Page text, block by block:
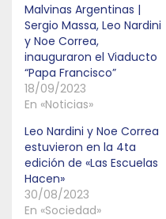
Malvinas Argentinas |
Sergio Massa, Leo Nardini
y Noe Correa,
inauguraron el Viaducto
“Papa Francisco”
18/09/2023
En «Noticias»
Leo Nardini y Noe Correa
estuvieron en la 4ta
edición de «Las Escuelas
Hacen»
30/08/2023
En «Sociedad»